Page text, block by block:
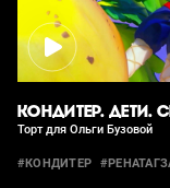
КОНДИТЕР. ДЕТИ.
Торт для Ольги Бузовой
#КОНДИТЕР